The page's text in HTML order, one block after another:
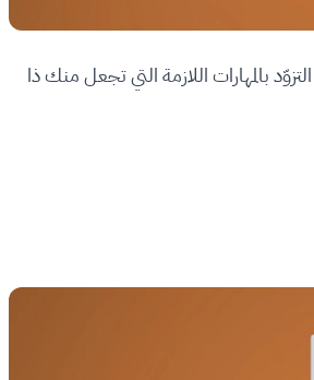
بالمهارات اللازمة التي تجعل منك ذا